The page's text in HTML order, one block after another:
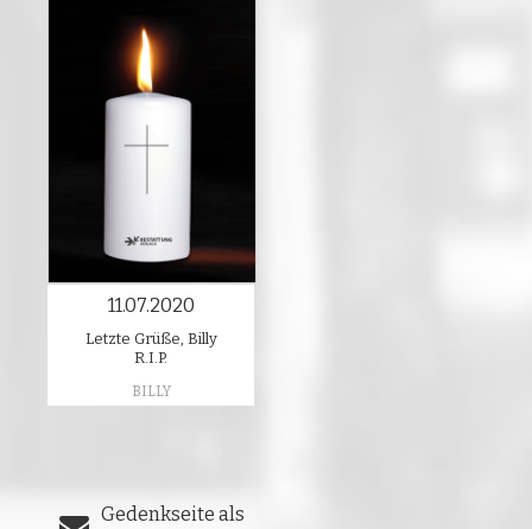
11.07.2020
Letzte Grüße, Billy
R.I.P.
BILLY
Gedenkseite als